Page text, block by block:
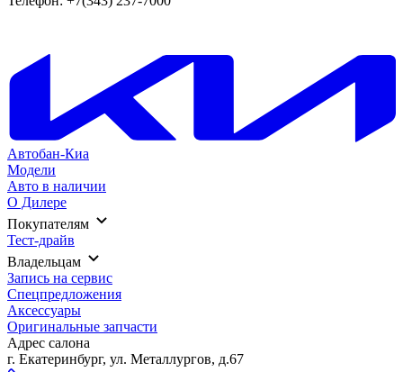
Автобан-Киа
Модели
Авто в наличии
О Дилере
Покупателям
Тест-драйв
Владельцам
Запись на сервис
Спецпредложения
Аксессуары
Оригинальные запчасти
Адрес салонa
г. Екатеринбург, ул. Металлургов, д.67